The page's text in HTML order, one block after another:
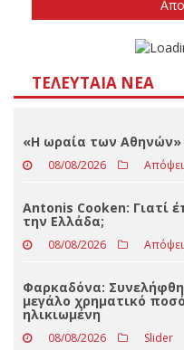
ΤΕΛΕΥΤΑΊΑ ΝΈΑ
«Η ωραία των
08/08/2026
Antonis Cooken: Γιατί
την Ελλάδα;
08/08/2026